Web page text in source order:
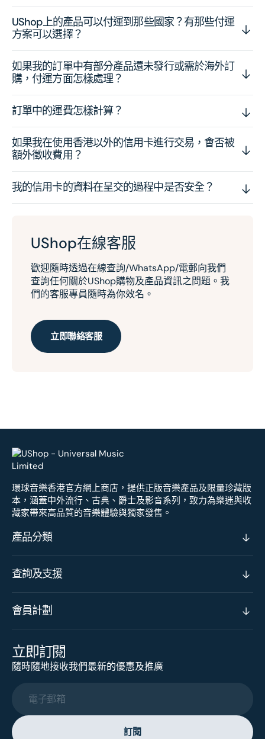
UShop上的產品可以付運到那些國家？有那些付運
方案可以選擇？
如果我的訂單中有部分產品還未發行或需於海外訂
購，付運方面怎樣處理？
訂單中的運費怎樣計算？
如果我在使用香港以外的信用卡進行交易，會否被
額外徵收費用？
我的信用卡的資料在呈交的過程中是否安全？
UShop在線客服
歡迎隨時透過在線查詢/WhatsApp/電郵向我們
查詢任何關於UShop購物及產品資訊之問題。我
們的客服專員隨時為你效名。
立即聯絡客服
環球音樂香港官方網上商店，提供正版音樂產品及限量珍藏版
本，涵蓋中外流行、古典、爵士及影音系列，致力為樂迷與收
藏家帶來高品質的音樂體驗與獨家發售。
產品分類
查詢及支援
會員計劃
立即訂閱
隨時隨地接收我們最新的優惠及推廣
電子郵箱
訂閱